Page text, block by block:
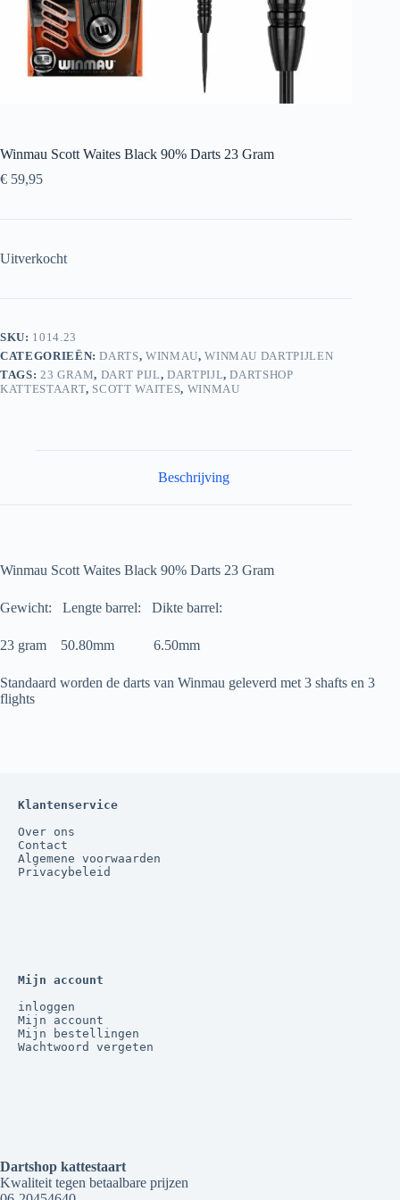
Winmau Scott Waites Black 90% Darts 23 Gram
€ 59,95
Uitverkocht
SKU: 1014.23
CATEGORIEËN:DARTS,WINMAU,WINMAU DARTPIJLEN
TAGS: 23 GRAM, DART PIJL, DARTPIJL,DARTSHOP
KATTESTAART, SCOTT WAITES, WINMAU
Beschrijving
Winmau Scott Waites Black 90% Darts 23 Gram
Gewicht: Lengte barrel: Dikte barrel:
23 gram 50.80mm 6.50mm
Standaard worden de darts van Winmau geleverd met 3 shafts en 3
flights
Klantenservice
Over ons
Contact
Algemene voorwaarden
Privacybeleid
Mijn account
inloggen
Mijn account
Mijn bestellingen
Wachtwoord vergeten
Dartshop kattestaart
Kwaliteit tegen betaalbare prijzen